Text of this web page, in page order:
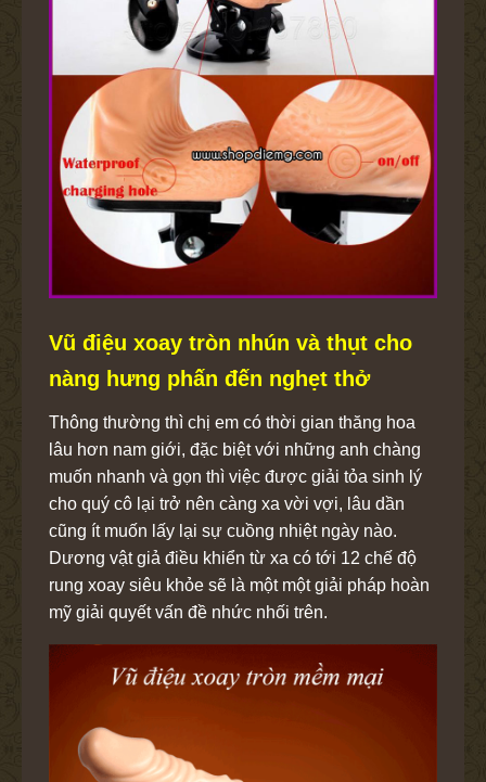
Vũ điệu xoay tròn nhún và thụt cho
nàng hưng phấn đến nghẹt thở
Thông thường thì chị em có thời gian thăng hoa
lâu hơn nam giới, đặc biệt với những anh chàng
muốn nhanh và gọn thì việc được giải tỏa sinh lý
cho quý cô lại trở nên càng xa vời vợi, lâu dần
cũng ít muốn lấy lại sự cuồng nhiệt ngày nào.
Dương vật giả điều khiển từ xa có tới 12 chế độ
rung xoay siêu khỏe sẽ là một một giải pháp hoàn
mỹ giải quyết vấn đề nhức nhối trên.